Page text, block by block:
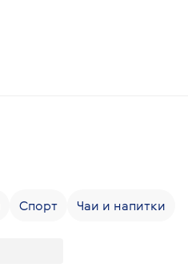
Спорт Чаи и напитки